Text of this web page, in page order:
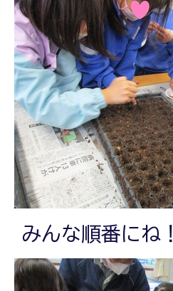
みんな順番にね！